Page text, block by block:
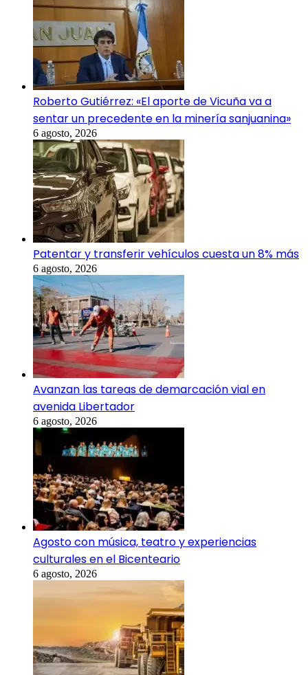
Roberto Gutiérrez: «El aporte de Vicuña va a
sentar un precedente en la minería sanjuanina»
6 agosto, 2026
Patentar y transferir vehículos cuesta un 8% más
6 agosto, 2026
Avanzan las tareas de demarcación vial en
avenida Libertador
6 agosto, 2026
Agosto con música, teatro y experiencias
culturales en el Bicenteario
6 agosto, 2026